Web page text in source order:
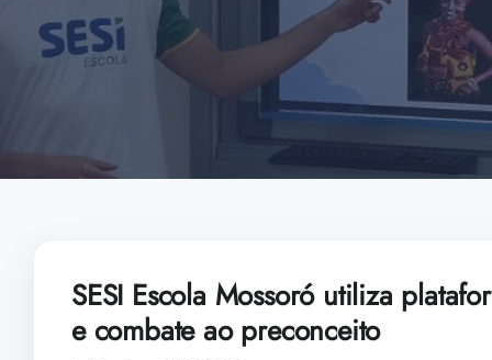
SESI Escola Mossoró utiliza
e combate ao preconceito